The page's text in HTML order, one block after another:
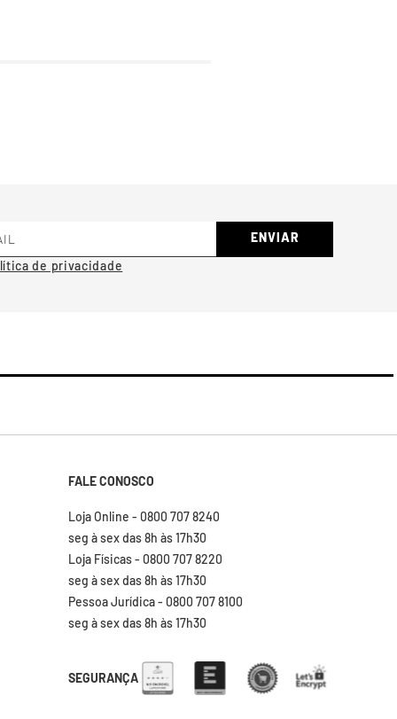
ENVIAR
FALE CONOSCO
Loja Online - 0800 707 8240
seg à sex das 8h às 17h30
Loja Físicas - 0800 707 8220
seg à sex das 8h às 17h30
Pessoa Jurídica - 0800 707 8100
seg à sex das 8h às 17h30
SEGURANÇA